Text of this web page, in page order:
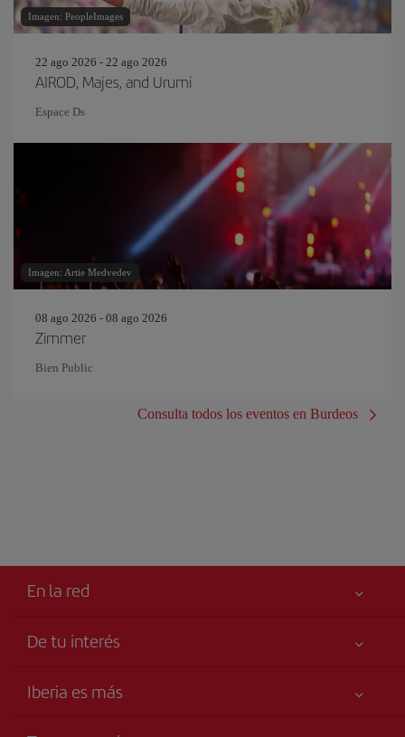
Imagen: PeopleImages
22 ago 2026 - 22 ago 2026
AIROD, Majes, and Urumi
Espace Ds
Imagen: Artie Medvedev
08 ago 2026 - 08 ago 2026
Zimmer
Bien Public
Consulta todos los eventos en Burdeos
En la red
De tu interés
Accesibilidad
Iberia es más